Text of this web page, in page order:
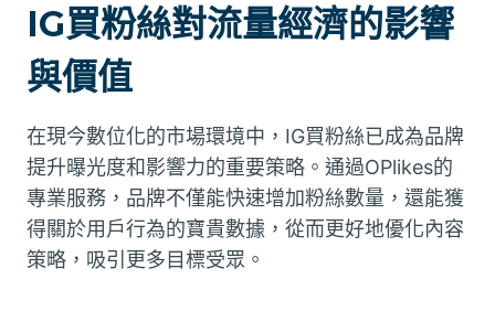
IG買粉絲對流量經濟的影響
與價值
在現今數位化的市場環境中，IG買粉絲已成為品牌
提升曝光度和影響力的重要策略。通過OPlikes的
專業服務，品牌不僅能快速增加粉絲數量，還能獲
得關於用戶行為的寶貴數據，從而更好地優化內容
策略，吸引更多目標受眾。